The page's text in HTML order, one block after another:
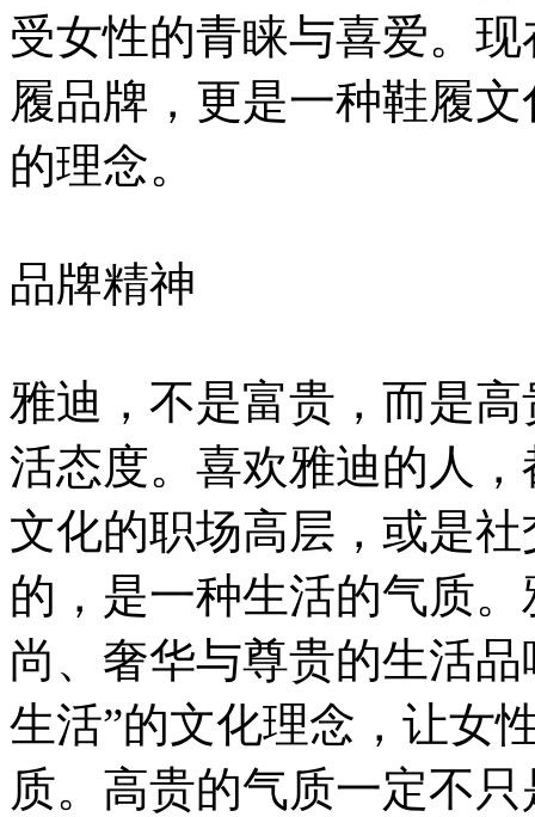
受女性的青睐与喜爱。
履品牌，更是一种鞋履
的理念。
品牌精神
雅迪，不是富贵，而是
活态度。喜欢雅迪的人
文化的职场高层，或是
的，是一种生活的气质
尚、奢华与尊贵的生活
生活”的文化理念，让女
质。高贵的气质一定不